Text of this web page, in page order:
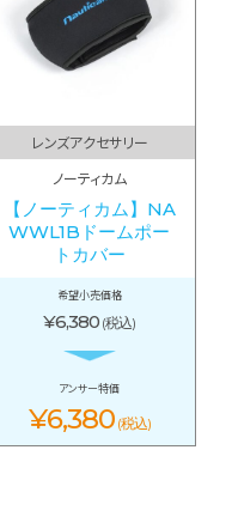
レンズアクセサリー
ノーティカム
【ノーティカム】NA
WWL1Bドームポー
トカバー
希望小売価格
¥6,380 (税込)
アンサー特価
¥6,380 (税込)